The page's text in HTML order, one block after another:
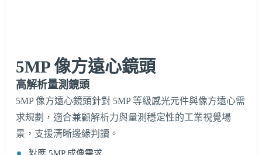
5MP 像方遠心鏡頭
高解析量測鏡頭
5MP 像方遠心鏡頭針對 5MP 等級感光元件與像方遠心需
求規劃，適合兼顧解析力與量測穩定性的工業視覺場
景，支援清晰邊緣判讀。
對應 5MP 成像需求